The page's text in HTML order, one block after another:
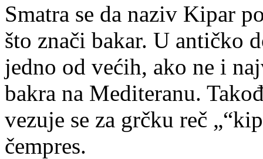
Smatra se da naziv Kipar
što znači bakar. U antičko
jedno od većih, ako ne i
bakra na Mediteranu.
vezuje se za grčku reč
čempres.